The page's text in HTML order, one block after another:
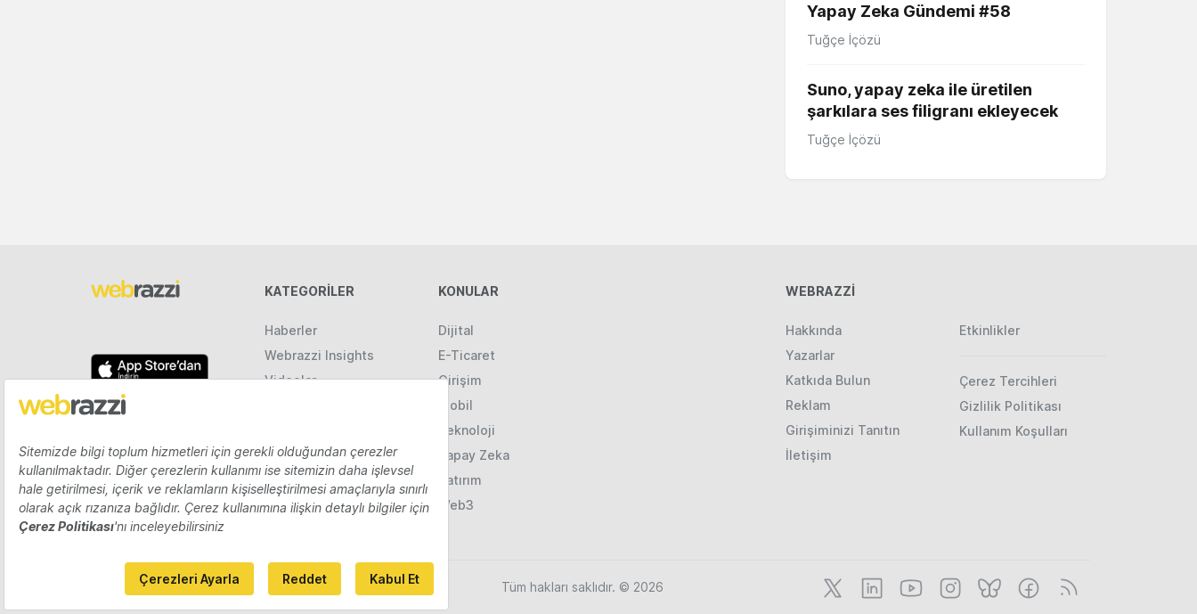
Yapay Zeka Gündemi #58
Tuğçe İçözü
Suno, yapay zeka ile üretilen
şarkılara ses filigranı ekleyecek
Tuğçe İçözü
KATEGORILER
Haberler
Webrazzi Insights
Videolar
KONULAR
Dijital
E-Ticaret
Girişim
Mobil
Teknoloji
Yapay Zeka
Yatırım
Web3
WEBRAZZİ
Hakkında
Yazarlar
Katkıda Bulun
Reklam
Girişiminizi Tanıtın
İletişim
Etkinlikler
Çerez Tercihleri
Gizlilik Politikası
Kullanım Koşulları
Tüm hakları saklıdır. © 2026